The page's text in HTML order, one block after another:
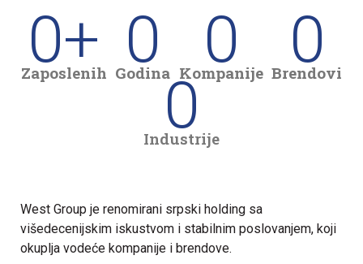
Zaposlenih
0+ Godina
0 Kompanije
0 Brendovi
0
Industrije
0
West Group je renomirani srpski holding sa
višedecenijskim iskustvom i stabilnim poslovanjem, koji
okuplja vodeće kompanije i brendove.